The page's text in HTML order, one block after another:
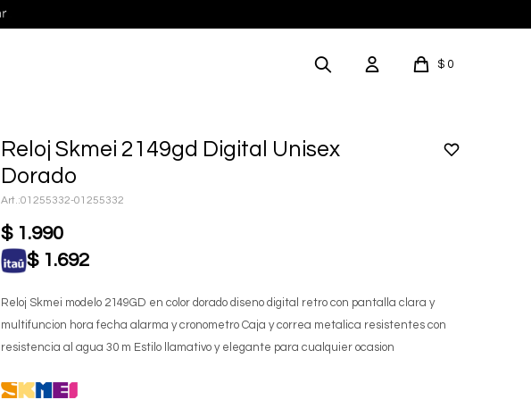
$ 0
Reloj Skmei 2149gd Digital Unisex
Dorado
01255332-01255332
$ 1.990
$ 1.692
Reloj Skmei modelo 2149GD en color dorado diseno digital retro con pantalla clara y
multifuncion hora fecha alarma y cronometro Caja y correa metalica resistentes con
resistencia al agua 30 m Estilo llamativo y elegante para cualquier ocasion